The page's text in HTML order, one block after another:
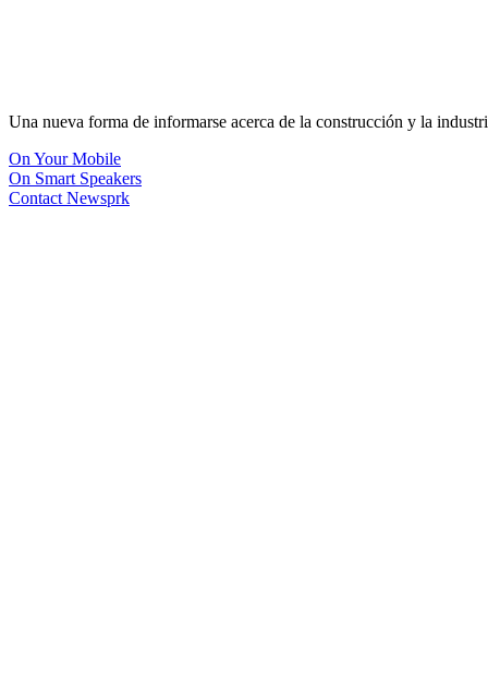
Una nueva forma de informarse acerca de la construcción y la
On Your Mobile
On Smart Speakers
Contact Newsprk